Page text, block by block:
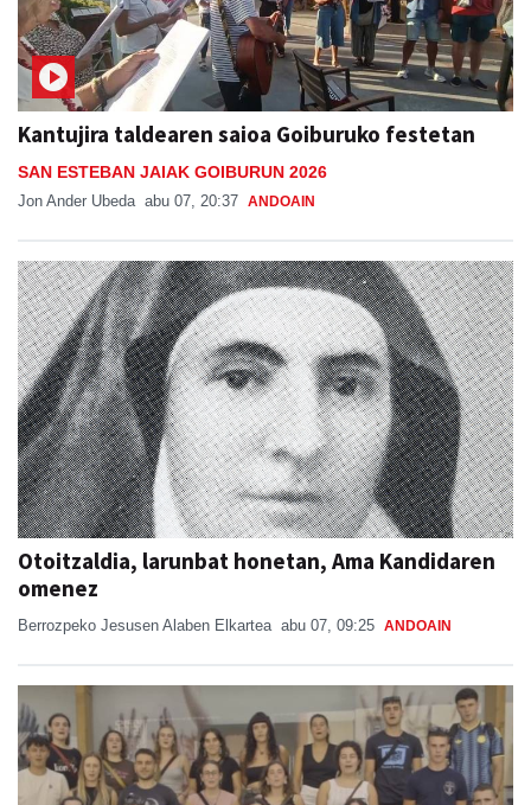
Kantujira taldearen saioa Goiburuko festetan
SAN ESTEBAN JAIAK GOIBURUN 2026
Jon Ander Ubeda abu 07, 20:37 ANDOAIN
Otoitzaldia, larunbat honetan, Ama Kandidaren
omenez
Berrozpeko Jesusen Alaben Elkartea abu 07, 09:25 ANDOAIN